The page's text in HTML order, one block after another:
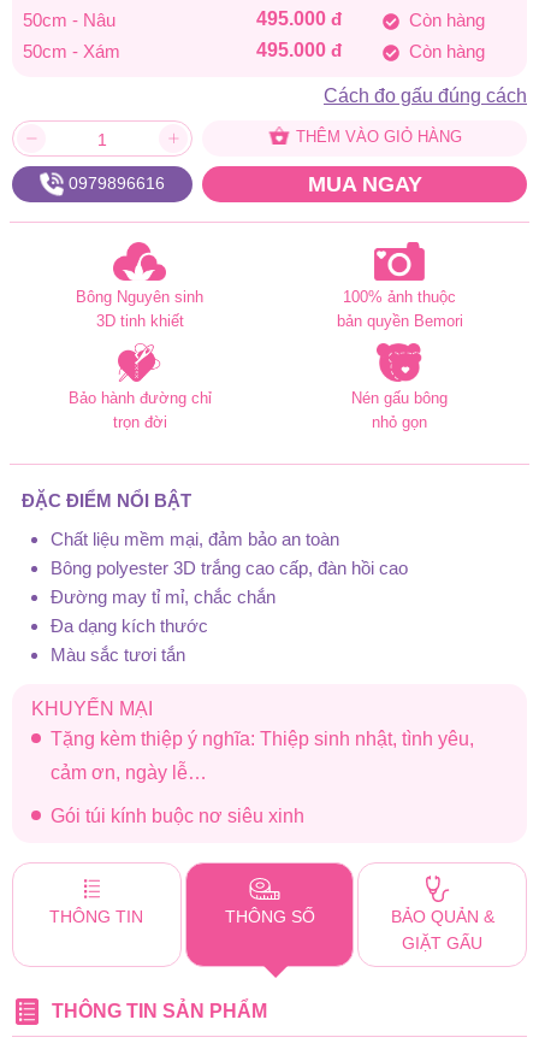
50cm - Nâu
495.000 đ
Còn hàng
50cm - Xám
495.000 đ Còn hàng
Cách đo gấu đúng cách
THÊM VÀO GIỎ HÀNG
0979896616 MUA NGAY
Bông Nguyên sinh
3D tinh khiết
100% ảnh thuộc
bản quyền Bemori
Bảo hành đường chỉ
trọn đời
Nén gấu bông
nhỏ gọn
ĐẶC ĐIỂM NỔI BẬT
Chất liệu mềm mại, đảm bảo an toàn
Bông polyester 3D trắng cao cấp, đàn hồi cao
Đường may tỉ mỉ, chắc chắn
Đa dạng kích thước
Màu sắc tươi tắn
KHUYẾN MẠI
Tặng kèm thiệp ý nghĩa: Thiệp sinh nhật, tình yêu,
cảm ơn, ngày lễ…
Gói túi kính buộc nơ siêu xinh
THÔNG TIN THÔNG SỐ
BẢO QUẢN &
GIẶT GẤU
THÔNG TIN SẢN PHẨM